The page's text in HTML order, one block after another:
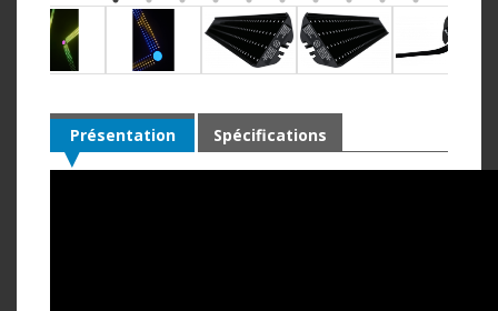
Présentation Spécifications